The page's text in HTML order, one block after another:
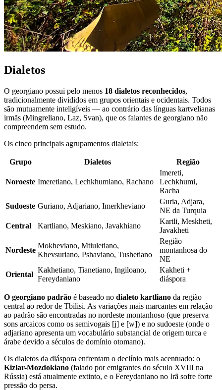
Dialetos
O georgiano possui pelo menos 18 dialetos reconhecidos,
tradicionalmente divididos em grupos orientais e ocidentais. Todos
são mutuamente inteligíveis — ao contrário das línguas kartvelianas
irmãs (Mingreliano, Laz, Svan), que os falantes de georgiano não
compreendem sem estudo.
Os cinco principais agrupamentos dialetais:
Grupo Dialetos Região
Noroeste Imeretiano, Lechkhumiano, Rachano
Imereti,
Lechkhumi,
Racha
Sudoeste Guriano, Adjariano, Imerkheviano
Guria, Adjara,
NE da Turquia
Central
Kartliano, Meskiano, Javakhiano
Kartli, Meskheti,
Javakheti
Nordeste
Mokheviano, Mtiuletiano,
Khevsuriano, Pshaviano, Tushetiano
Região
montanhosa do
NE
Oriental
Kakhetiano, Tianetiano, Ingiloano,
Fereydaniano
Kakheti +
diáspora
O georgiano padrão é baseado no dialeto kartliano da região
central ao redor de Tbilisi. As variações mais marcantes em relação
ao padrão são encontradas no nordeste montanhoso (que preserva
sons arcaicos como os semivogais [j] e [w]) e no sudoeste (onde o
adjariano apresenta um vocabulário substancial de origem turca e
árabe devido a séculos de domínio otomano).
Os dialetos da diáspora enfrentam o declínio mais acentuado: o
Kizlar-Mozdokiano (falado por emigrantes do século XVIII na
Rússia) está atualmente extinto, e o Fereydaniano no Irã sofre forte
pressão do persa.